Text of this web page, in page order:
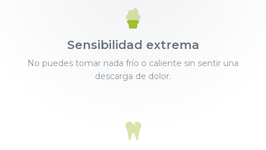
Sensibilidad extrema
No puedes tomar nada frío o caliente sin sentir una
descarga de dolor.